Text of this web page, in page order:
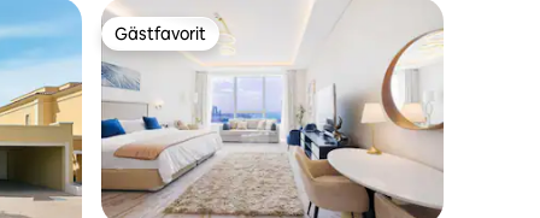
Gästfavorit
Gästfavorit